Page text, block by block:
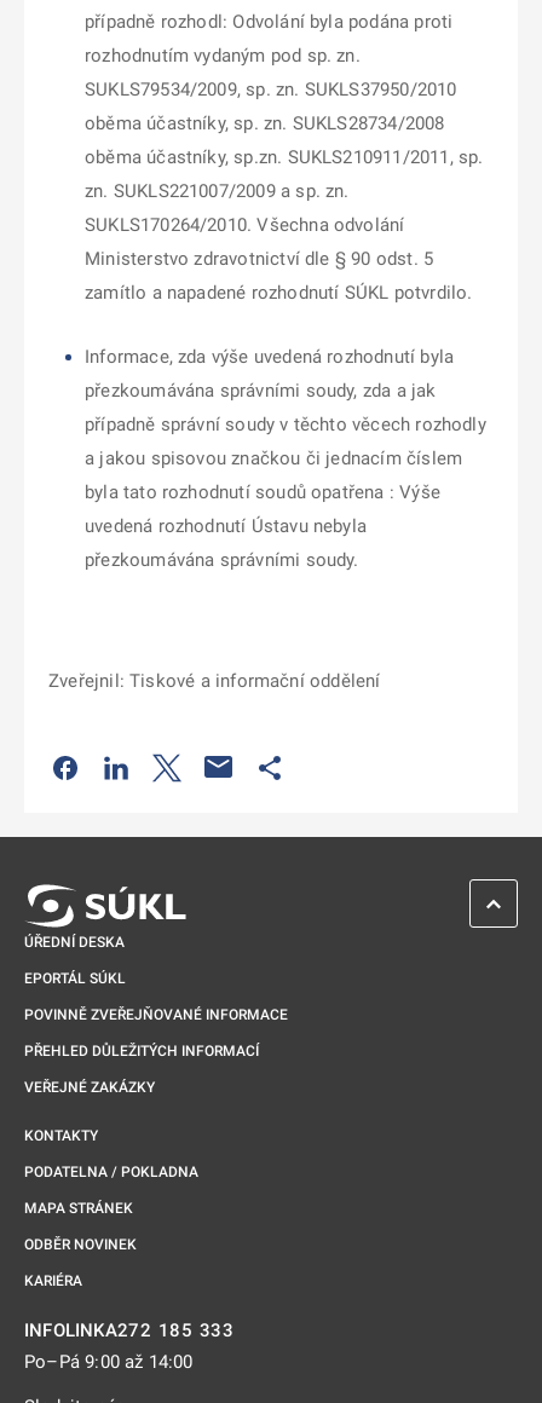
případně rozhodl: Odvolání byla podána proti
rozhodnutím vydaným pod sp. zn.
SUKLS79534/2009, sp. zn. SUKLS37950/2010
oběma účastníky, sp. zn. SUKLS28734/2008
oběma účastníky, sp.zn. SUKLS210911/2011, sp.
zn. SUKLS221007/2009 a sp. zn.
SUKLS170264/2010. Všechna odvolání
Ministerstvo zdravotnictví dle § 90 odst. 5
zamítlo a napadené rozhodnutí SÚKL potvrdilo.
Informace, zda výše uvedená rozhodnutí byla
přezkoumávána správními soudy, zda a jak
případně správní soudy v těchto věcech rozhodly
a jakou spisovou značkou či jednacím číslem
byla tato rozhodnutí soudů opatřena : Výše
uvedená rozhodnutí Ústavu nebyla
přezkoumávána správními soudy.
Zveřejnil: Tiskové a informační oddělení
Odkaz se otevře na nové kartě
Odkaz se otevře na nové kartě
Odkaz se otevře na nové kartě
ÚŘEDNÍ DESKA
EPORTÁL SÚKL
POVINNĚ ZVEŘEJŇOVANÉ INFORMACE
PŘEHLED DŮLEŽITÝCH INFORMACÍ
VEŘEJNÉ ZAKÁZKY
KONTAKTY
PODATELNA / POKLADNA
MAPA STRÁNEK
ODBĚR NOVINEK
KARIÉRA
INFOLINKA272 185 333
Po–Pá 9:00 až 14:00
ZPĚT